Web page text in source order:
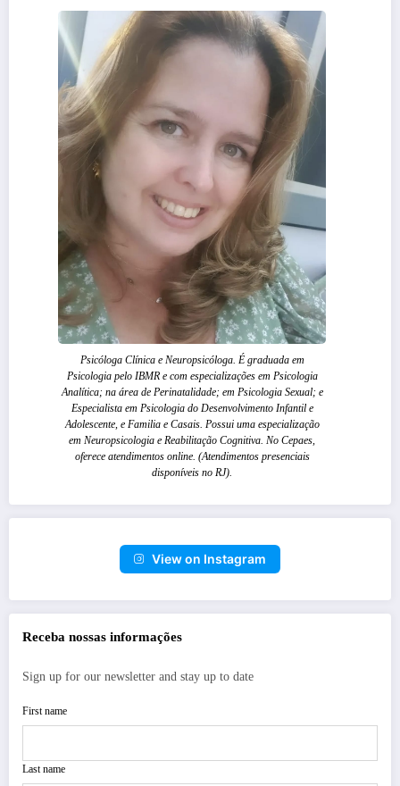
Psicóloga Clínica e Neuropsicóloga. É graduada em
Psicologia pelo IBMR e com especializações em Psicologia
Analítica; na área de Perinatalidade; em Psicologia Sexual; e
Especialista em Psicologia do Desenvolvimento Infantil e
Adolescente, e Familia e Casais. Possui uma especialização
em Neuropsicologia e Reabilitação Cognitiva. No Cepaes,
oferece atendimentos online. (Atendimentos presenciais
disponíveis no RJ).
View on Instagram
Receba nossas informações
Sign up for our newsletter and stay up to date
First name
Last name